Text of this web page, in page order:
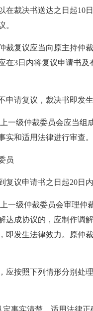
在裁决书送达之日起10
。
裁复议应当向原主持仲
在3日内将复议申请书及
申请复议，裁决书即发生
一级仲裁委员会应当组
实和适用法律进行审查。
员
复议申请书之日起20日内
一级仲裁委员会审理仲
达成协议的，应制作调
即发生法律效力。原仲
应按照下列情形分别处
定事实清楚，适用法律正